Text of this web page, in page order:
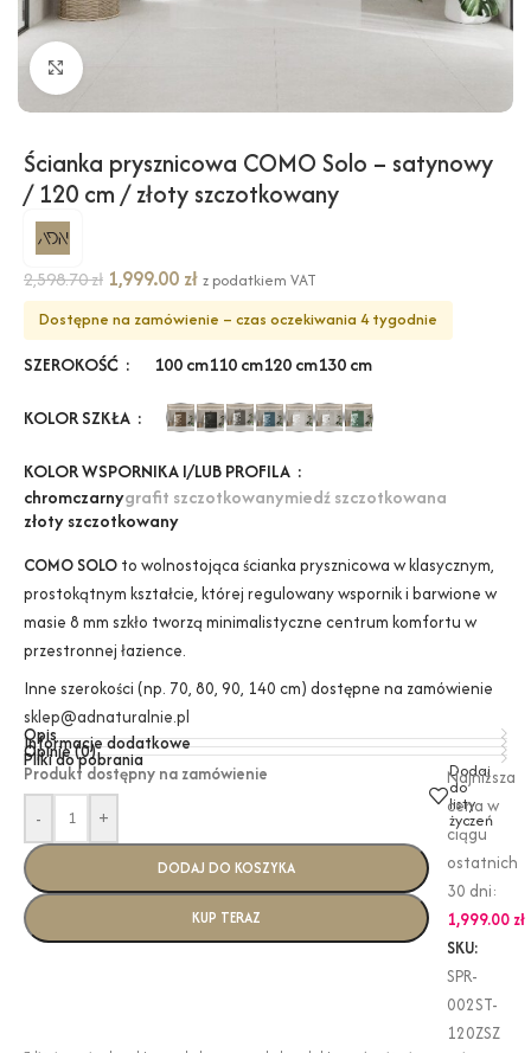
Kliknij, aby powiększyć
Ścianka prysznicowa COMO Solo – satynowy
/ 120 cm / złoty szczotkowany
2,598.70zł 1,999.00 zł z podatkiem VAT
Dostępne na zamówienie – czas oczekiwania 4 tygodnie
SZEROKOŚĆ 100 cm110 cm120 cm130 cm
KOLOR SZKŁA
KOLOR WSPORNIKA I/LUB PROFILA
chromczarnygrafit szczotkowanymiedź szczotkowana
złoty szczotkowany
COMO SOLO to wolnostojąca ścianka prysznicowa w klasycznym,
prostokątnym kształcie, której regulowany wspornik i barwione w
masie 8 mm szkło tworzą minimalistyczne centrum komfortu w
przestronnej łazience.
Inne szerokości (np. 70, 80, 90, 140 cm) dostępne na zamówienie
sklep@adnaturalnie.pl
Opis
Informacje dodatkowe
Opinie (0)
Pliki do pobrania
Produkt dostępny na zamówienie
-
+
DODAJ DO KOSZYKA
KUP TERAZ
Dodaj
do
listy
życzeń
Najniższa
cena w
ciągu
ostatnich
30 dni:
1,999.00 zł
SKU:
SPR-
002ST-
120ZSZ